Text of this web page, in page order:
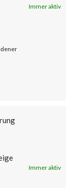
Immer aktiv
Immer aktiv
been
on
Link ]